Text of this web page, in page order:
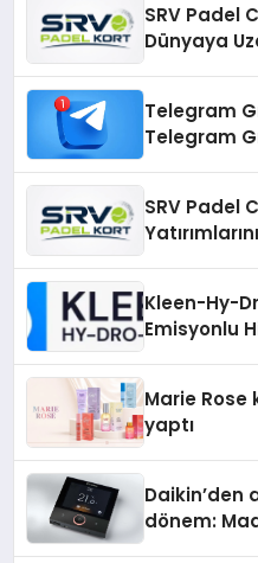
SRV Padel
Dünyaya
Telegram
Telegram
SRV Padel
Kleen-Hy-
Emisyonlu
Marie
yaptı
Daikin’den
dönem: